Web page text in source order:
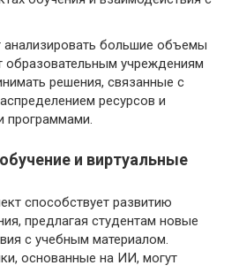
большие объемы
образовательным учреждениям
решения, связанные с
ресурсов и
программами.
и виртуальные
способствует развитию
предлагая студентам новые
с учебным материалом.
основанные на ИИ, могут